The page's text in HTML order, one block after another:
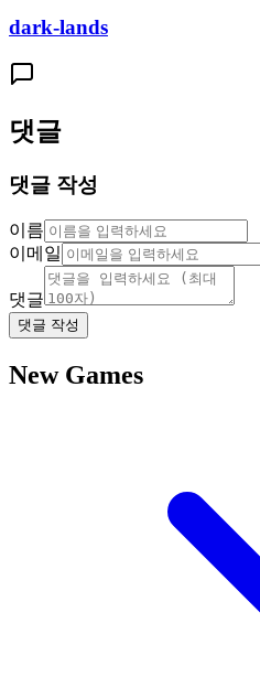
dark-lands
댓글
댓글 작성
이름
이메일
댓글
댓글 작성
New Games